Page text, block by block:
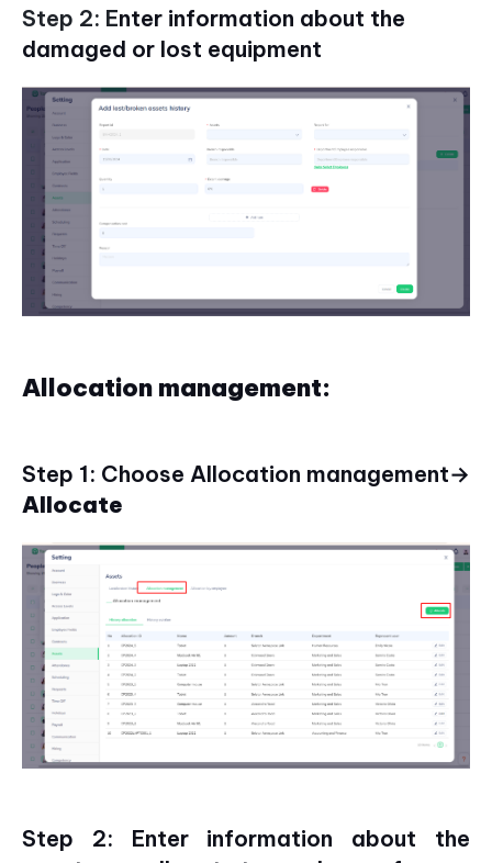
Step 2: Enter information about the
damaged or lost equipment
Allocation management:
Step 1: Choose Allocation management→
Allocate
Step 2: Enter information about the